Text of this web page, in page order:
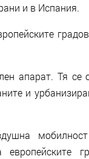
и в Испания.
апарат. Тя се
и
европейските